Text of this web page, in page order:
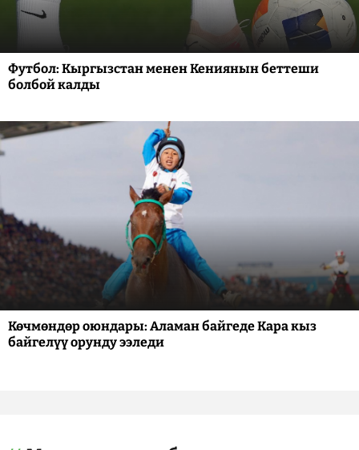
Футбол: Кыргызстан менен Кениянын беттеши
болбой калды
Көчмөндөр оюндары: Аламан байгеде Кара кыз
байгелүү орунду ээледи